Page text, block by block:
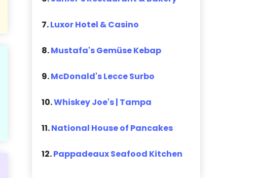
7.Luxor Hotel & Casino
8.Mustafa's Gemüse Kebap
9.McDonald's Lecce Surbo
10.Whiskey Joe's | Tampa
11.National House of Pancakes
12.Pappadeaux Seafood Kitchen